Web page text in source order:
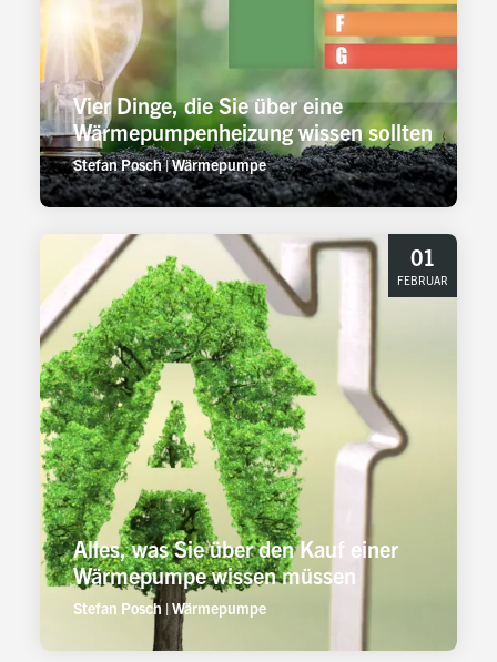
Vier Dinge, die Sie über eine
Wärmepumpenheizung wissen sollten
Stefan Posch|Wärmepumpe
01
FEBRUAR
Alles, was Sie über den Kauf einer
Wärmepumpe wissen müssen
Stefan Posch |Wärmepumpe